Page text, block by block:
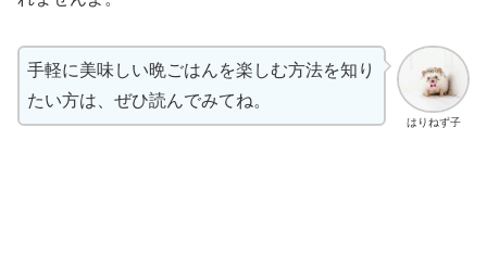
はりねず子
手軽に美味しい晩ごはんを楽しむ方法を知り
たい方は、ぜひ読んでみてね。